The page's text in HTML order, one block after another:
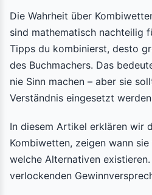
Die Wahrheit über
sind mathematisch nachteilig
Tipps du kombinierst, desto
des Buchmachers. Das
nie Sinn machen – aber sie
Verständnis eingesetzt
In diesem Artikel erklären wir
Kombiwetten, zeigen wann
welche Alternativen
verlockenden